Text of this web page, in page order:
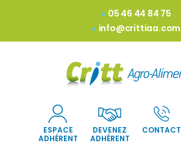
05 46 44 84 75
info@crittiaa.com
ESPACE
ADHÉRENT
DEVENEZ
ADHÉRENT
CONTACT